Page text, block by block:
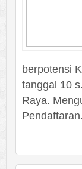
berpotensi
tanggal 10
Raya.